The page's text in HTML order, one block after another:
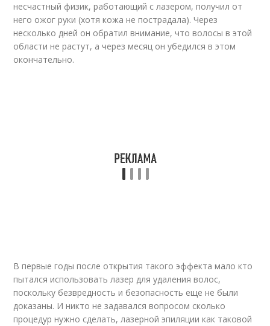
несчастный физик, работающий с лазером, получил от
него ожог руки (хотя кожа не пострадала). Через
несколько дней он обратил внимание, что волосы в этой
области не растут, а через месяц он убедился в этом
окончательно.
В первые годы после открытия такого эффекта мало кто
пытался использовать лазер для удаления волос,
поскольку безвредность и безопасность еще не были
доказаны. И никто не задавался вопросом сколько
процедур нужно сделать, лазерной эпиляции как таковой